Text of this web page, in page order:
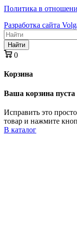
Политика в
Разработка сайта
Найти
0
Корзина
Ваша корзина пуста
Исправить это
товар и нажмите
В каталог